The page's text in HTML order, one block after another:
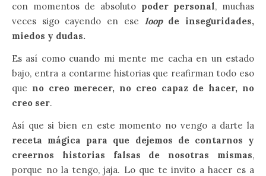
con momentos de absoluto poder personal, muchas
veces sigo cayendo en ese loopde inseguridades,
miedos y dudas.
Es así como cuando mi mente me cacha en un estado
bajo, entra a contarme historias que reafirman todo eso
que no creo merecer, no creo capaz de hacer, no
creo ser.
Así que si bien en este momento no vengo a darte la
receta mágica para que dejemos de contarnos y
creernos historias falsas de nosotras mismas,
porque no la tengo, jaja. Lo que te invito a hacer es a